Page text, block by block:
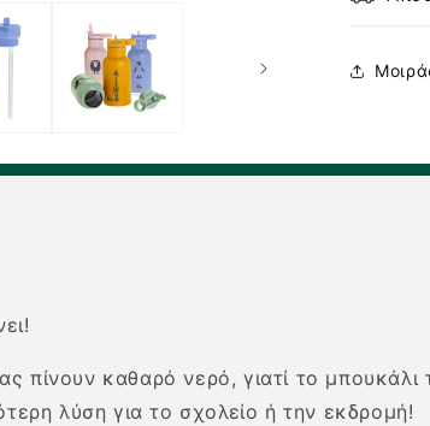
πίνουν καθαρό νερό, γιατί το
λύση για το σχολείο ή την εκδρομή!